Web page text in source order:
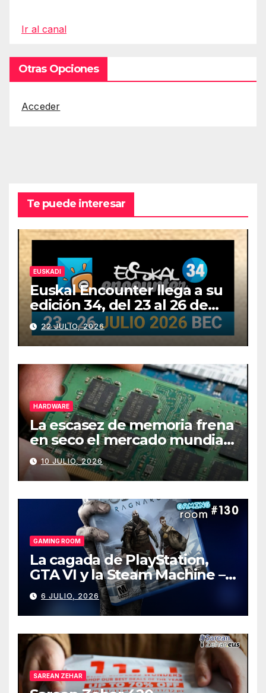
Ir al canal
Otras Opciones
Acceder
Te puede interesar
EUSKADI
Euskal Encounter llega a su
edición 34, del 23 al 26 de
julio
22 JULIO, 2026
HARDWARE
La escasez de memoria frena
en seco el mercado mundial
de PCs
10 JULIO, 2026
GAMING ROOM
La cagada de PlayStation,
GTA VI y la Steam Machine –
Gaming Room #130
6 JULIO, 2026
SAREAN ZEHAR